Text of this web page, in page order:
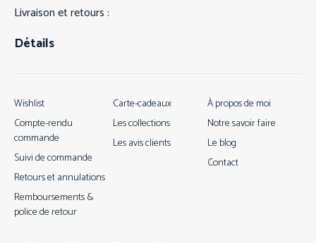
Livraison et retours :
Détails
À propos de moi
Notre savoir faire
Le blog
Contact
Carte-cadeaux
Les collections
Les avis clients
Wishlist
Compte-rendu
commande
Suivi de commande
Retours et annulations
Remboursements &
police de retour